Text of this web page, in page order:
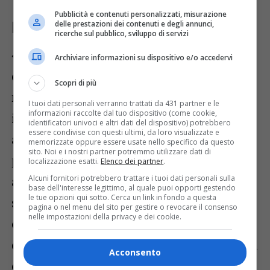
Problemi di sicurezza
«Considerando anche l’aumento dei tempi
di percorrenza e dell’utilizzo dei motori ai
minimi regimi, con conseguente
innalzamento dell’inquinamento
atmosferico, la decisione odierna lascia
perplessi anche sulle motivazioni legate
alla sicurezza – insiste Piazzolla –
soprattutto in unacittà disseminata di
ciclabili pericolose, ritenute al di fuori
delle regole imposte dal codice della strada
e con un servizio pubblico di trasporto
Pubblicità e contenuti personalizzati, misurazione
delle prestazioni dei contenuti e degli annunci,
ricerche sul pubblico, sviluppo di servizi
Archiviare informazioni su dispositivo e/o accedervi
Scopri di più
I tuoi dati personali verranno trattati da 431 partner e le
informazioni raccolte dal tuo dispositivo (come cookie,
identificatori univoci e altri dati del dispositivo) potrebbero
essere condivise con questi ultimi, da loro visualizzate e
memorizzate oppure essere usate nello specifico da questo
sito. Noi e i nostri partner potremmo utilizzare dati di
localizzazione esatti. Elenco dei partner.
Alcuni fornitori potrebbero trattare i tuoi dati personali sulla
base dell'interesse legittimo, al quale puoi opporti gestendo
le tue opzioni qui sotto. Cerca un link in fondo a questa
pagina o nel menu del sito per gestire o revocare il consenso
nelle impostazioni della privacy e dei cookie.
Acconsento